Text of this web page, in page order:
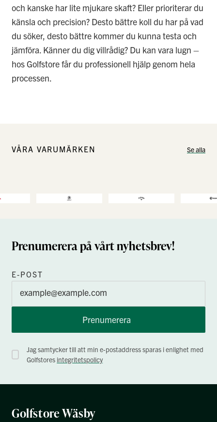
och kanske har lite mjukare skaft? Eller prioriterar du
känsla och precision? Desto bättre koll du har på vad
du söker, desto bättre kommer du kunna testa och
jämföra. Känner du dig villrådig? Du kan vara lugn –
hos Golfstore får du professionell hjälp genom hela
processen.
VÅRA VARUMÄRKEN Se alla
Prenumerera på vårt nyhetsbrev!
E-POST
Prenumerera
Jag samtycker till att min e-postaddress sparas i enlighet med
Golfstores integritetspolicy
Golfstore Wäsby